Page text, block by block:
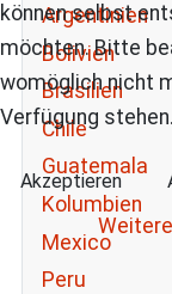
Argentinien
Bolivien
Brasilien
Chile
Guatemala
Kolumbien
Mexico
Peru
können selbst
möchten. Bitte
womöglich nicht
Verfügung stehen.
Akzeptieren